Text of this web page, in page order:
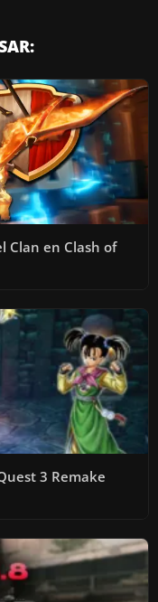
Clan en Clash of
3 Remake